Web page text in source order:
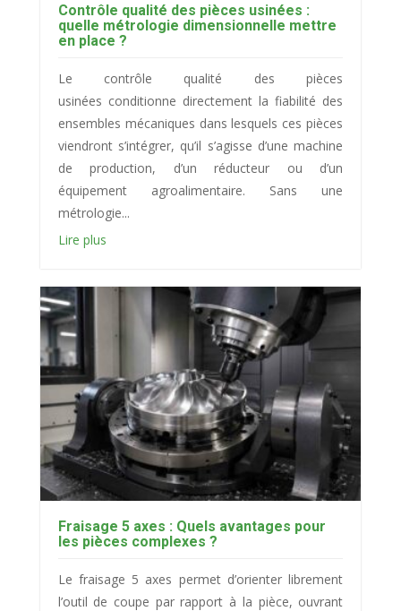
Contrôle qualité des pièces usinées :
quelle métrologie dimensionnelle mettre
en place ?
Le contrôle qualité des pièces
usinées conditionne directement la fiabilité des
ensembles mécaniques dans lesquels ces pièces
viendront s’intégrer, qu’il s’agisse d’une machine
de production, d’un réducteur ou d’un
équipement agroalimentaire. Sans une
métrologie...
Lire plus
Fraisage 5 axes : Quels avantages pour
les pièces complexes ?
Le fraisage 5 axes permet d’orienter librement
l’outil de coupe par rapport à la pièce, ouvrant